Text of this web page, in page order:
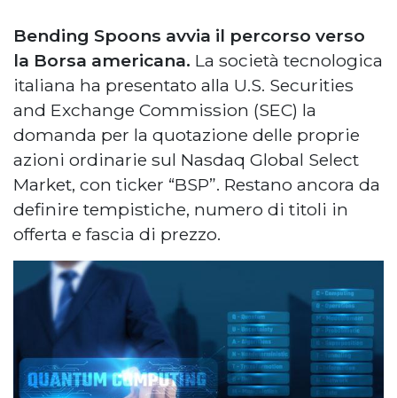
Bending Spoons avvia il percorso verso
la Borsa americana. La società tecnologica
italiana ha presentato alla U.S. Securities
and Exchange Commission (SEC) la
domanda per la quotazione delle proprie
azioni ordinarie sul Nasdaq Global Select
Market, con ticker “BSP”. Restano ancora da
definire tempistiche, numero di titoli in
offerta e fascia di prezzo.